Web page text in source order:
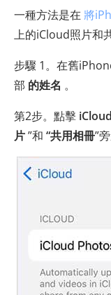
一種方法是在 將
上的iCloud照片和
步驟 1。在舊
部 的姓名 。
第2步。點擊 iCloud
片”和 “共用相冊”